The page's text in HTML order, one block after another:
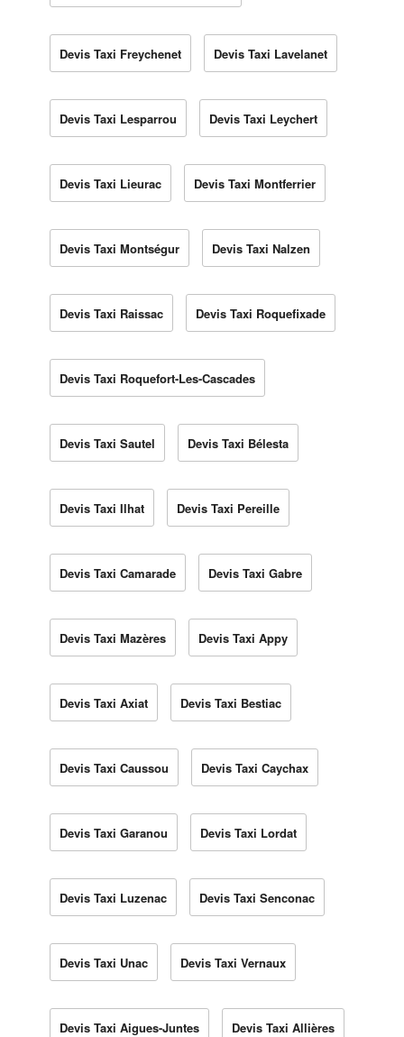
Devis Taxi Freychenet Devis Taxi Lavelanet
Devis Taxi Lesparrou Devis Taxi Leychert
Devis Taxi Lieurac Devis Taxi Montferrier
Devis Taxi Montségur Devis Taxi Nalzen
Devis Taxi Raissac Devis Taxi Roquefixade
Devis Taxi Roquefort-Les-Cascades
Devis Taxi Sautel Devis Taxi Bélesta
Devis Taxi Ilhat Devis Taxi Pereille
Devis Taxi Camarade Devis Taxi Gabre
Devis Taxi Mazères Devis Taxi Appy
Devis Taxi Axiat Devis Taxi Bestiac
Devis Taxi Caussou Devis Taxi Caychax
Devis Taxi Garanou Devis Taxi Lordat
Devis Taxi Luzenac Devis Taxi Senconac
Devis Taxi Unac Devis Taxi Vernaux
Devis Taxi Aigues-Juntes Devis Taxi Allières